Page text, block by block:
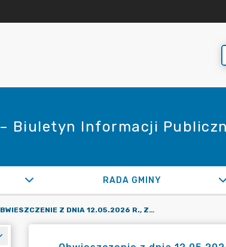
– Biuletyn Informacji
RADA GMINY
OBWIESZCZENIE Z DNIA 12.05.2026 R., ZNAK: OŚGK.6331.16.2019.BB/AK W RAMACH PROWADZONEGO POSTĘPOWANIA ADMINISTRACYJNEGO WSZCZĘTE W SPRAWIE ZBADANIA CZY NA DZIAŁKACH NR EW. 2256, 2257, 2249, 2250, 853/26, 854/10, 855/11, 856/8, GM. NADARZYN DOSZŁO DO PODNIESIENIA TERENU DZIAŁEK ORAZ ZMIANY STOSUNKÓW WODNYCH, NA DZIAŁKACH SĄSIEDNICH ZE SZKODĄ DLA DZIAŁKI NR EW. 2239 W MIEJSCOWOŚCI NADARZYN, GM. NADARZYN